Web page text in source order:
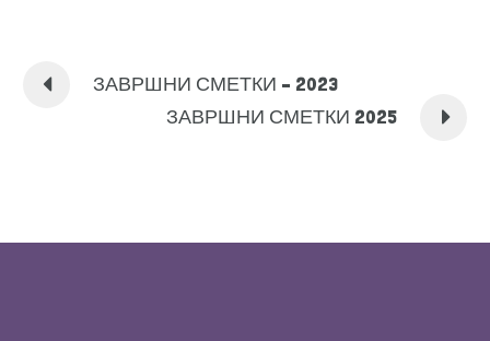
ЗАВРШНИ СМЕТКИ – 2023
ЗАВРШНИ СМЕТКИ 2025